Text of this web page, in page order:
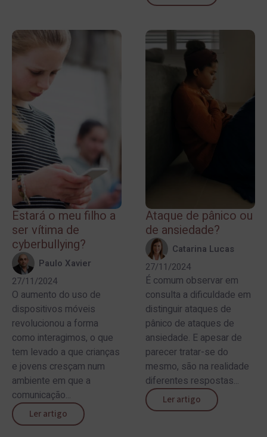
Estará o meu filho a
ser vítima de
cyberbullying?
Paulo Xavier
27/11/2024
O aumento do uso de
dispositivos móveis
revolucionou a forma
como interagimos, o que
tem levado a que crianças
e jovens cresçam num
ambiente em que a
comunicação...
Ler artigo
Ataque de pânico ou
de ansiedade?
Catarina Lucas
27/11/2024
É comum observar em
consulta a dificuldade em
distinguir ataques de
pânico de ataques de
ansiedade. E apesar de
parecer tratar-se do
mesmo, são na realidade
diferentes respostas...
Ler artigo